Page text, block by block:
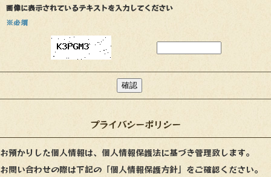
画像に表示されているテキストを入力してください
※必須
プライバシーポリシー
お預かりした個人情報は、個人情報保護法に基づき管理致します。
お問い合わせの際は下記の「個人情報保護方針」をご確認ください。